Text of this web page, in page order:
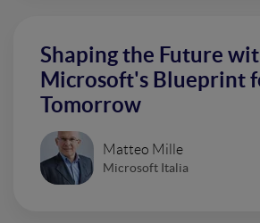
Shaping the Future
Microsoft's Blueprint
Tomorrow
Matteo Mille
Microsoft Italia